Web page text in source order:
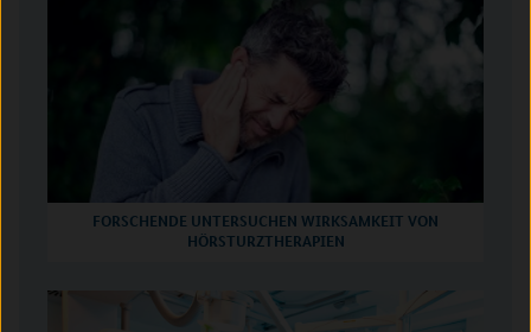
FORSCHENDE UNTERSUCHEN WIRKSAMKEIT VON
HÖRSTURZTHERAPIEN